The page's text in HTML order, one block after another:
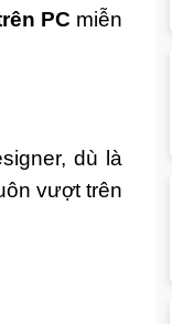
PC miễn
dù là
vượt trên